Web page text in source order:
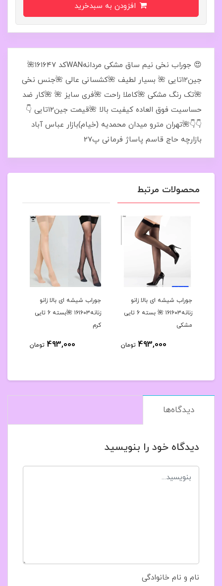
😍 جوراب نخی نیم ساق مشکی مردانهWANکد ۱۶۱۶۴۷🌺
جین۱۲تایی 🌺 بسیار لطیف 🌺کشسانی عالی 🌺جنس نخی
🌺تک رنگ مشکی 🌺کاملا راحت 🌺فری سایز 🌺 🌺کار ضد
حساسیت فوق العاده کیفیت بالا 🌺قیمت جین۱۲تایی 👇
👇👇🌺تهران مترو میدان محمدیه (خیام)بازار عباس آباد
بازارچه حاج قاسم پاساژ فرمانی پ27
محصولات مرتبط
جوراب شیشه ای بالا زانو
زنانه۱۶۱۶۰۳ 🌺 بسته 6 تایی
مشکی
493,000 تومان
جوراب شیشه ای بالا زانو
زنانه۱۶۱۶۰۳ 🌺بسته 6 تایی
کرم
493,000 تومان
دیدگاه‌ها
دیدگاه خود را بنویسید
نام و نام خانوادگی